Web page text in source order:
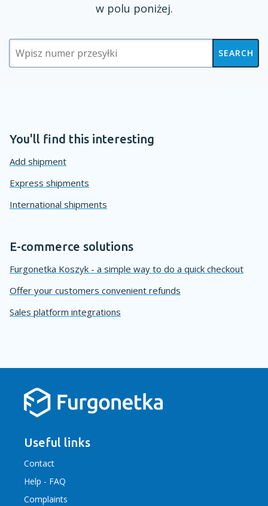
w polu poniżej.
SEARCH
You'll find this interesting
Add shipment
Express shipments
International shipments
E-commerce solutions
Furgonetka Koszyk - a simple way to do a quick checkout
Offer your customers convenient refunds
Sales platform integrations
Useful links
Contact
Help - FAQ
Complaints